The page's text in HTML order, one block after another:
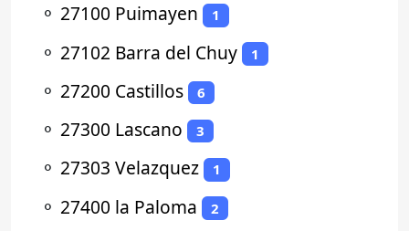
⚬ 27100 Puimayen 1
⚬ 27102 Barra del Chuy 1
⚬ 27200 Castillos 6
⚬ 27300 Lascano 3
⚬ 27303 Velazquez 1
⚬ 27400 la Paloma 2